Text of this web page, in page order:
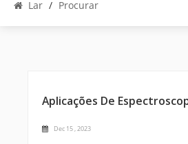
Lar / Procurar
Aplicações De
Dec 15 , 2023